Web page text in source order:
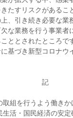
たすリスクがあるこ
、引き続き必要な業
な業務を行う事業
ととされたところで
基づき新型コロナウ
組を行うよう働き
活・国民経済の安